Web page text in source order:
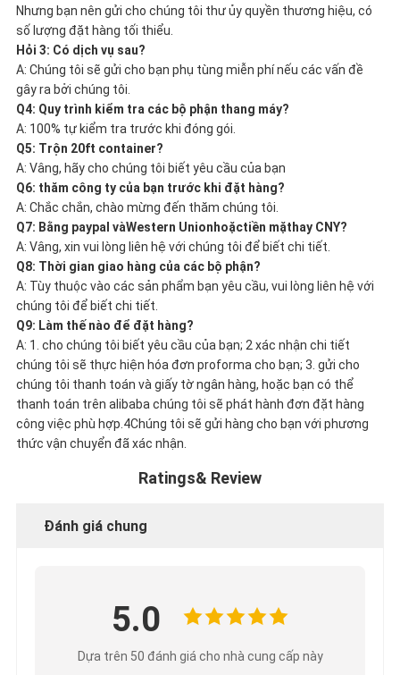
Nhưng bạn nên gửi cho chúng tôi thư ủy quyền thương hiệu, có
số lượng đặt hàng tối thiểu.
Hỏi 3: Có dịch vụ sau?
A: Chúng tôi sẽ gửi cho bạn phụ tùng miễn phí nếu các vấn đề
gây ra bởi chúng tôi.
Q4: Quy trình kiểm tra các bộ phận thang máy?
A: 100% tự kiểm tra trước khi đóng gói.
Q5: Trộn 20ft container?
A: Vâng, hãy cho chúng tôi biết yêu cầu của bạn
Q6: thăm công ty của bạn trước khi đặt hàng?
A: Chắc chắn, chào mừng đến thăm chúng tôi.
Q7: Bằng paypal vàWestern Union hoặctiền mặt hay CNY?
A: Vâng, xin vui lòng liên hệ với chúng tôi để biết chi tiết.
Q8: Thời gian giao hàng của các bộ phận?
A: Tùy thuộc vào các sản phẩm bạn yêu cầu, vui lòng liên hệ với
chúng tôi để biết chi tiết.
Q9: Làm thế nào để đặt hàng?
A: 1. cho chúng tôi biết yêu cầu của bạn; 2 xác nhận chi tiết
chúng tôi sẽ thực hiện hóa đơn proforma cho bạn; 3. gửi cho
chúng tôi thanh toán và giấy tờ ngân hàng, hoặc bạn có thể
thanh toán trên alibaba chúng tôi sẽ phát hành đơn đặt hàng
công việc phù hợp.4Chúng tôi sẽ gửi hàng cho bạn với phương
thức vận chuyển đã xác nhận.
Ratings& Review
Đánh giá chung
5.0
Dựa trên 50 đánh giá cho nhà cung cấp này